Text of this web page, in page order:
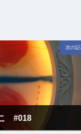
次の
#018